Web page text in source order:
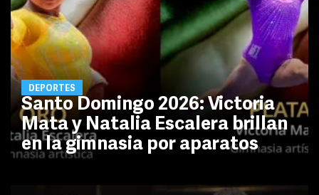
DEPORTES
Santo Domingo 2026: Victoria
Mata y Natalia Escalera brillan
en la gimnasia por aparatos